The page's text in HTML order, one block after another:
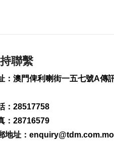
1148
240
聯繫
：澳門俾利喇街一五七號A傳
：28517758
：28716579
地址： enquiry@tdm.com.mo